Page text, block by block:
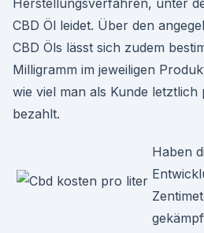
Herstellungsverfahren, unter
CBD Öl leidet. Über den
CBD Öls lässt sich zudem
Milligramm im jeweiligen
wie viel man als Kunde letztlich
bezahlt.
Haben